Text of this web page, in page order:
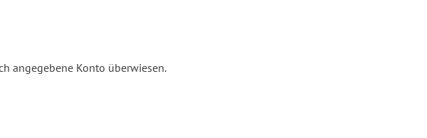
angegebene Konto überwiesen.